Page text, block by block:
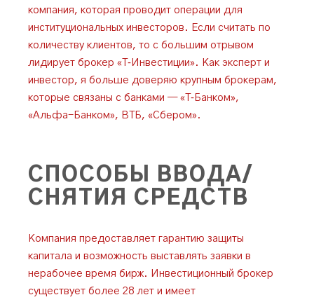
компания, которая проводит операции для
институциональных инвесторов. Если считать по
количеству клиентов, то с большим отрывом
лидирует брокер «Т‑Инвестиции». Как эксперт и
инвестор, я больше доверяю крупным брокерам,
которые связаны с банками — «Т‑Банком»,
«Альфа-Банком», ВТБ, «Сбером».
СПОСОБЫ ВВОДА/
СНЯТИЯ СРЕДСТВ
Компания предоставляет гарантию защиты
капитала и возможность выставлять заявки в
нерабочее время бирж. Инвестиционный брокер
существует более 28 лет и имеет